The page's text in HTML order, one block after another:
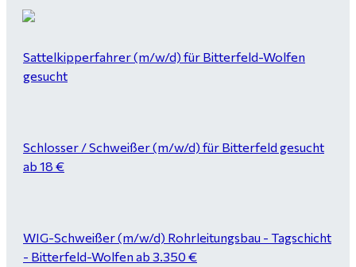
Sattelkipperfahrer (m/w/d) für Bitterfeld-Wolfen
gesucht
Schlosser / Schweißer (m/w/d) für Bitterfeld gesucht
ab 18 €
WIG-Schweißer (m/w/d) Rohrleitungsbau - Tagschicht
- Bitterfeld-Wolfen ab 3.350 €